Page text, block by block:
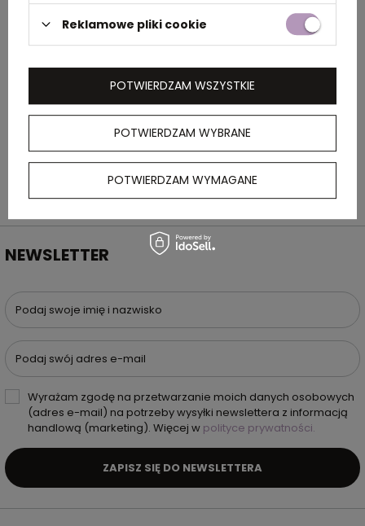
OPIS
Parasol plażowy, 8 paneli, zapakowany w
pokrowiec z uchwytem do noszenia
NEWSLETTER
Podaj swoje imię i nazwisko
Podaj swój adres e-mail
Wyrażam zgodę na przetwarzanie moich danych osobowych
(adres e-mail) na potrzeby wysyłki newslettera z informacją
handlową (marketing). Więcej w polityce prywatności.
ZAPISZ SIĘ DO NEWSLETTERA
Reklamowe pliki cookie
POTWIERDZAM WYBRANE
POTWIERDZAM WYMAGANE
POTWIERDZAM WSZYSTKIE